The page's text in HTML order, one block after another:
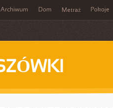
Archiwum Dom Metraż Pokoje